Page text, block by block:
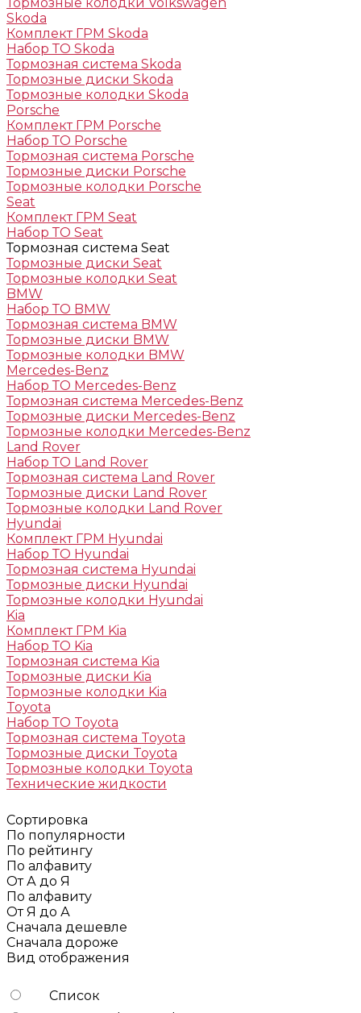
Skoda
Комплект ГРМ Skoda
Набор ТО Skoda
Тормозная система Skoda
Тормозные диски Skoda
Тормозные колодки Skoda
Porsche
Комплект ГРМ Porsche
Набор ТО Porsche
Тормозная система Porsche
Тормозные диски Porsche
Тормозные колодки Porsche
Seat
Комплект ГРМ Seat
Набор ТО Seat
Тормозная система Seat
Тормозные диски Seat
Тормозные колодки Seat
BMW
Набор ТО BMW
Тормозная система BMW
Тормозные диски BMW
Тормозные колодки BMW
Mercedes-Benz
Набор ТО Mercedes-Benz
Тормозная система Mercedes-Benz
Тормозные диски Mercedes-Benz
Тормозные колодки Mercedes-Benz
Land Rover
Набор ТО Land Rover
Тормозная система Land Rover
Тормозные диски Land Rover
Тормозные колодки Land Rover
Hyundai
Комплект ГРМ Hyundai
Набор ТО Hyundai
Тормозная система Hyundai
Тормозные диски Hyundai
Тормозные колодки Hyundai
Kia
Комплект ГРМ Kia
Набор ТО Kia
Тормозная система Kia
Тормозные диски Kia
Тормозные колодки Kia
Toyota
Набор ТО Toyota
Тормозная система Toyota
Тормозные диски Toyota
Тормозные колодки Toyota
Технические жидкости
Сортировка
По популярности
По рейтингу
По алфавиту
От А до Я
По алфавиту
От Я до А
Сначала дешевле
Сначала дороже
Вид отображения
Список